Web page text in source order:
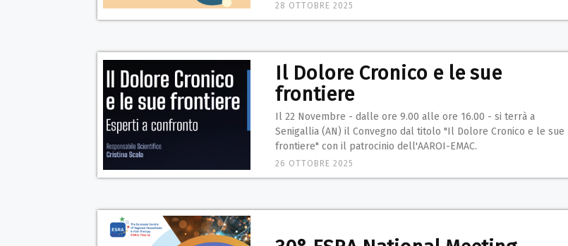
28 OTTOBRE 2025
Il Dolore Cronico e le sue
frontiere
Il 22 Novembre - dalle ore 9.00 alle ore 16.00 - si terrà a
Senigallia (AN) il Convegno dal titolo "Il Dolore Cronico e le sue
frontiere" con il patrocinio dell'AAROI-EMAC.
26 OTTOBRE 2025